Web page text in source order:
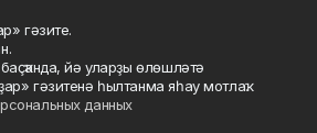
гәзите.
йә уларҙы өлөшләтә
гәзитенә һылтанма яһау мотлаҡ.
данных